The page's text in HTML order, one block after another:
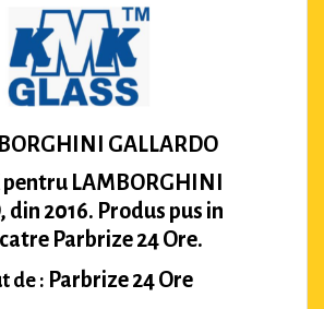
GALLARDO
LAMBORGHINI
din 2016. Produs pus in
Parbrize 24 Ore.
de : Parbrize 24 Ore